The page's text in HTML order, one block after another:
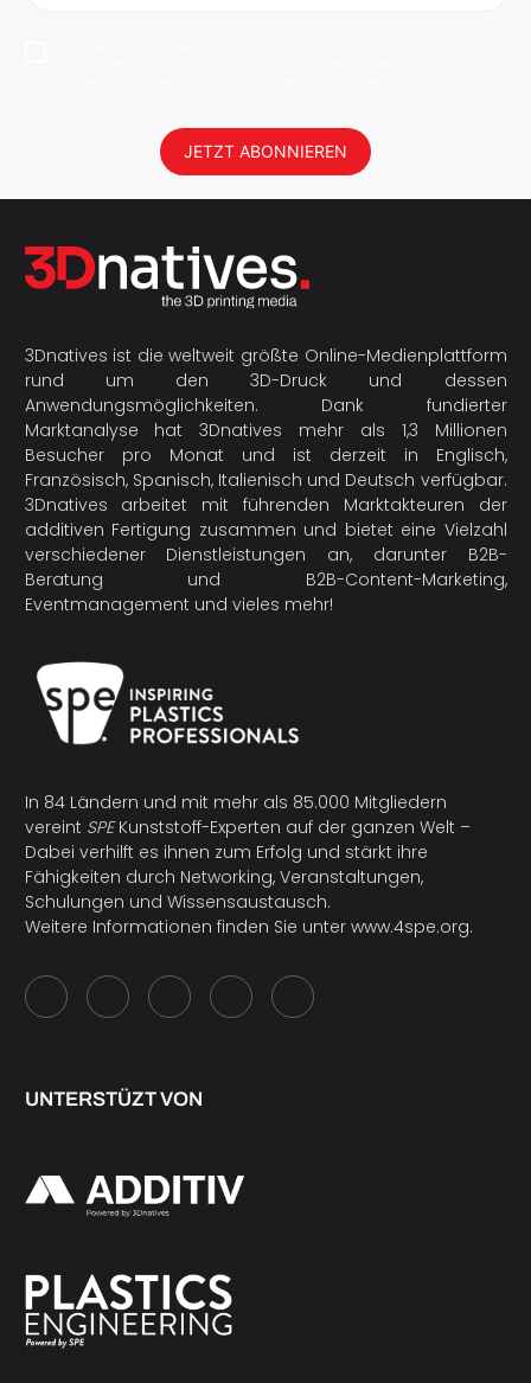
JETZT ABONNIEREN
3Dnatives ist die weltweit größte Online-Medienplattform
rund um den 3D-Druck und dessen
Anwendungsmöglichkeiten. Dank fundierter
Marktanalyse hat 3Dnatives mehr als 1,3 Millionen
Besucher pro Monat und ist derzeit in Englisch,
Französisch, Spanisch, Italienisch und Deutsch verfügbar.
3Dnatives arbeitet mit führenden Marktakteuren der
additiven Fertigung zusammen und bietet eine Vielzahl
verschiedener Dienstleistungen an, darunter B2B-
Beratung und B2B-Content-Marketing,
Eventmanagement und vieles mehr!
In 84 Ländern und mit mehr als 85.000 Mitgliedern
vereint SPEKunststoff-Experten auf der ganzen Welt –
Dabei verhilft es ihnen zum Erfolg und stärkt ihre
Fähigkeiten durch Networking, Veranstaltungen,
Schulungen und Wissensaustausch.
Weitere Informationen finden Sie unter www.4spe.org.
UNTERSTÜZT VON